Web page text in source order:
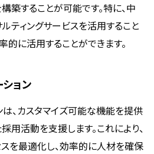
することが可能です。特に、中
ティングサービスを活用すること
的に活用することができます。
ション
は、カスタマイズ可能な機能を提供
用活動を支援します。これにより、
を最適化し、効率的に人材を確保